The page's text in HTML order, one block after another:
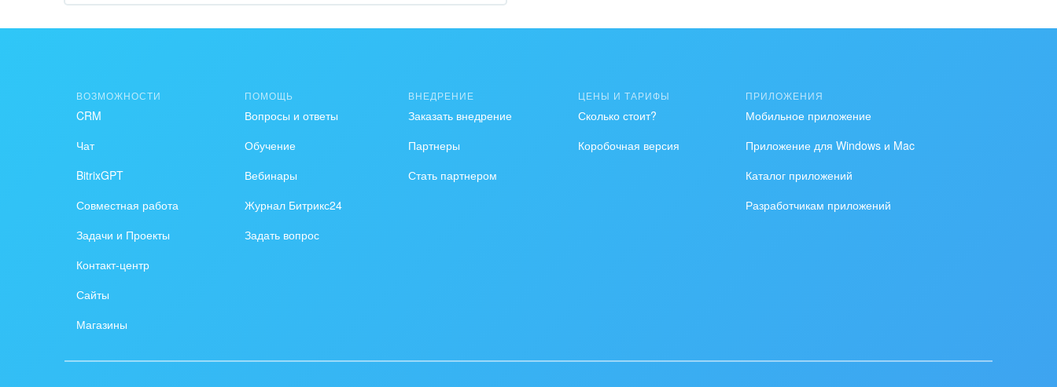
Крупные корпоративные
внедрения
гос.организаций
продаж
Внедрение онлайн-офиса
/ Интранета
Охрана, безопасность
Промышленность
СМИ, издательства,
справочники
ВОЗМОЖНОСТИ
CRM
Чат
BitrixGPT
Совместная работа
Задачи и Проекты
Контакт-центр
Сайты
Магазины
ПОМОЩЬ
Вопросы и ответы
Обучение
Вебинары
Журнал Битрикс24
Задать вопрос
ВНЕДРЕНИЕ
Заказать внедрение
Партнеры
Стать партнером
ЦЕНЫ И ТАРИФЫ
Сколько стоит?
Коробочная версия
ПРИЛОЖЕНИЯ
Мобильное приложение
Приложение для Windows и Mac
Каталог приложений
Разработчикам приложений